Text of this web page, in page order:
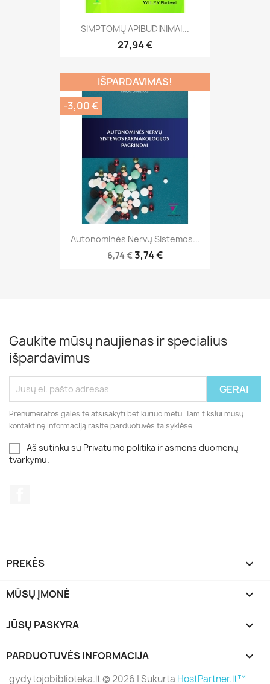
SIMPTOMŲ APIBŪDINIMAI...
27,94 €
Autonominės Nervų Sistemos...
6,74 €3,74 €
IŠPARDAVIMAS!
-3,00 €
Gaukite mūsų naujienas ir specialius
išpardavimus
Prenumeratos galėsite atsisakyti bet kuriuo metu. Tam tikslui mūsų
kontaktinę informaciją rasite parduotuvės taisyklėse.
Aš sutinku su Privatumo politika ir asmens duomenų
tvarkymu.
PREKĖS 
MŪSŲ ĮMONĖ 
JŪSŲ PASKYRA 
PARDUOTUVĖS INFORMACIJA keyboard_arrow_down
gydytojobiblioteka.lt ©2026 | Sukurta HostPartner.lt™